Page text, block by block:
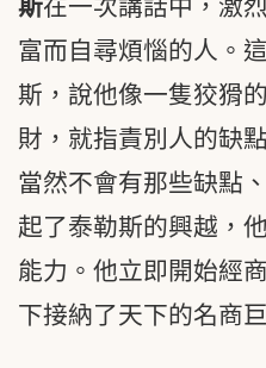
斯在一次講話中，激
富而自尋煩惱的人。
斯，說他像一隻狡猾
財，就指責別人的缺
當然不會有那些缺點
起了泰勒斯的興越，
能力。他立即開始經
下接納了天下的名商